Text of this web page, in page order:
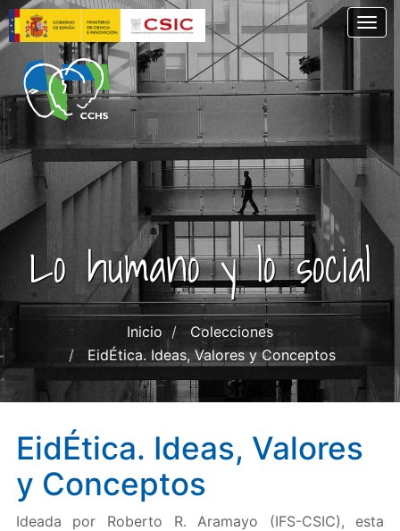
Pasar
al
contenido
principal
Lo humano y lo social
Inicio
Colecciones
EidÉtica. Ideas, Valores y Conceptos
EidÉtica. Ideas, Valores
y Conceptos
Ideada por Roberto R. Aramayo (IFS-CSIC), esta